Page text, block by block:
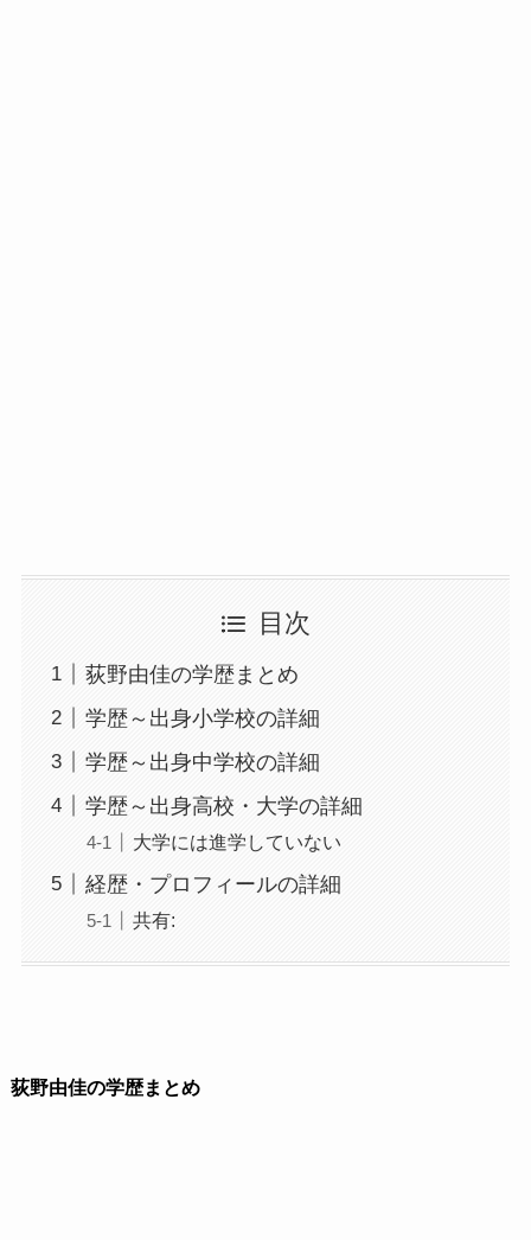
目次
荻野由佳の学歴まとめ
学歴～出身小学校の詳細
学歴～出身中学校の詳細
学歴～出身高校・大学の詳細
大学には進学していない
経歴・プロフィールの詳細
共有:
荻野由佳の学歴まとめ